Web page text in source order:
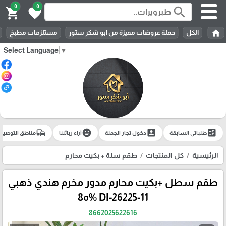
Select Language ▼
search
0
favorite
0
shopping_cart
home الكل حملة عروضات مميزة من ابو شكر ستور مستلزمات مطبخ
ballotطلباتي السابقة account_boxدخول تجار الجملة emoji_emotionsآراء زبائننا commuteمناطق
الرئيسية كل المنتجات طقم سلة + بكيت محارم
طقم سطل +بكيت محارم مدور مخرم هندي ذهبي
DI-26225-11 %ه8
8662025622616